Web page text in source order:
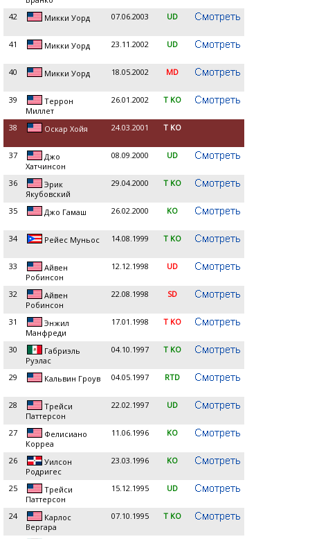
42
Микки Уорд 07.06.2003 UD
41 Микки Уорд 23.11.2002 UD
40 Микки Уорд 18.05.2002 MD
39
Террон
Миллет
26.01.2002 T KO
38 Оскар Хойя 24.03.2001 T KO
37
Джо
Хатчинсон
08.09.2000 UD
36
Эрик
Якубовский
29.04.2000 T KO
35 Джо Гамаш 26.02.2000 KO
34 Рейес Муньос 14.08.1999 T KO
33
Айвен
Робинсон
12.12.1998 UD
32
Айвен
Робинсон
22.08.1998 SD
31
Энжил
Манфреди
17.01.1998 T KO
30
Габриэль
Руэлас
04.10.1997 T KO
29 Кальвин Гроув 04.05.1997 RTD
28
Трейси
Паттерсон
22.02.1997 UD
27
Фелисиано
Корреа
11.06.1996 KO
26
Уилсон
Родригес
23.03.1996 KO
25
Трейси
Паттерсон
15.12.1995 UD
24
Карлос
Вергара
07.10.1995 T KO